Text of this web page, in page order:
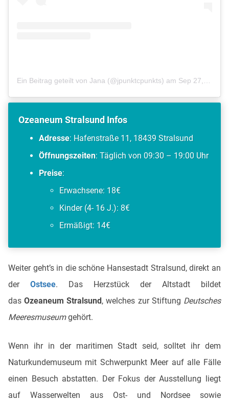
Ein Beitrag geteilt von Jana (@jpunktcpunkts) am Sep 27, 2019 um 4:56 PDT
Ozeaneum Stralsund Infos
Adresse: Hafenstraße 11, 18439 Stralsund
Öffnungszeiten: Täglich von 09:30 – 19:00 Uhr
Preise:
Erwachsene: 18€
Kinder (4- 16 J.): 8€
Ermäßigt: 14€
Weiter geht’s in die schöne Hansestadt Stralsund, direkt an
der Ostsee. Das Herzstück der Altstadt bildet
dasOzeaneum Stralsund , welches zur Stiftung Deutsches
Meeresmuseumgehört.
Wenn ihr in der maritimen Stadt seid, solltet ihr dem
Naturkundemuseum mit Schwerpunkt Meer auf alle Fälle
einen Besuch abstatten. Der Fokus der Ausstellung liegt
auf Wasserwelten aus Ost- und Nordsee sowie